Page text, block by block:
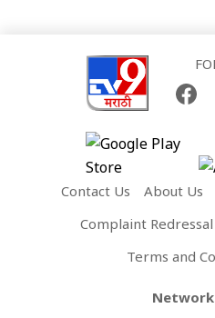
Contact Us About Us
Complaint Redressal
Terms and